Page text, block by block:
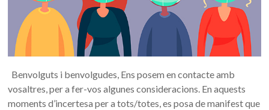
Benvolguts i benvolgudes, Ens posem en contacte amb
vosaltres, per a fer-vos algunes consideracions. En aquests
moments d’incertesa per a tots/totes, es posa de manifest que